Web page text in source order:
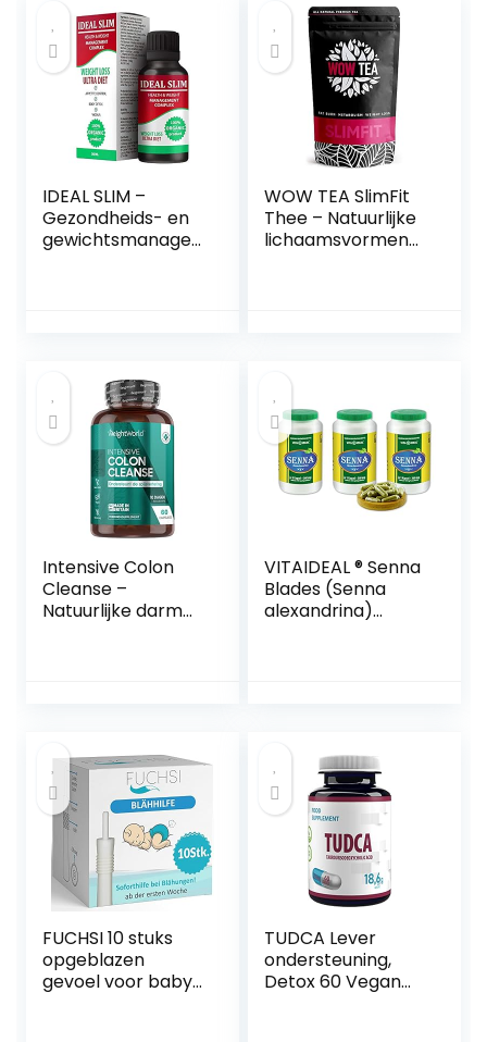
IDEAL SLIM –
Gezondheids- en
gewichtsmanage
WOW TEA SlimFit
Thee – Natuurlijke
lichaamsvormend
Burning
Biologische Thee |
150g, Made in EU
Intensive Colon
Cleanse –
Natuurlijke darm
Capsules
VITAIDEAL ® Senna
Blades (Senna
alexandrina)
FUCHSI 10 stuks
opgeblazen
gevoel voor baby’s
TUDCA Lever
ondersteuning,
Detox 60 Vegan